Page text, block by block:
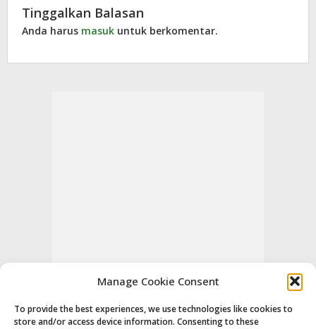
Manage Cookie Consent
To provide the best experiences, we use technologies like cookies to
store and/or access device information. Consenting to these
Tinggalkan Balasan
Anda harus masuk untuk berkomentar.